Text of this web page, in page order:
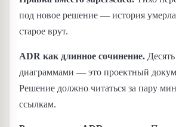
под новое решение — история
старое врут.
ADR как длинное сочинение.
диаграммами — это проектный
Решение должно читаться за пару
ссылкам.